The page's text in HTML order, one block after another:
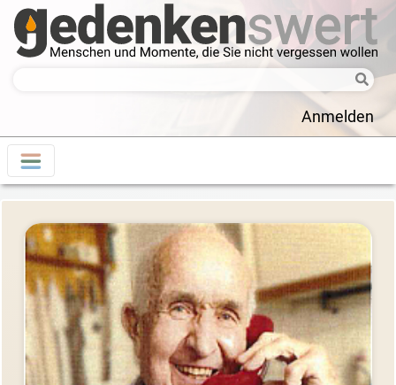
Anmelden